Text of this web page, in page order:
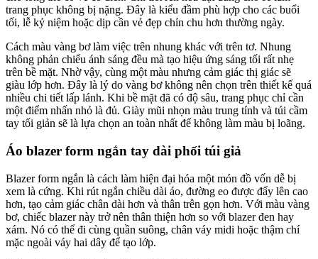
trang phục không bị nặng. Đây là kiểu đầm phù hợp cho các buổi
tối, lễ kỷ niệm hoặc dịp cần vẻ đẹp chỉn chu hơn thường ngày.
Cách màu vàng bơ làm việc trên nhung khác với trên tơ. Nhung
không phản chiếu ánh sáng đều mà tạo hiệu ứng sáng tối rất nhẹ
trên bề mặt. Nhờ vậy, cùng một màu nhưng cảm giác thị giác sẽ
giàu lớp hơn. Đây là lý do vàng bơ không nên chọn trên thiết kế quá
nhiều chi tiết lấp lánh. Khi bề mặt đã có độ sâu, trang phục chỉ cần
một điểm nhấn nhỏ là đủ. Giày mũi nhọn màu trung tính và túi cầm
tay tối giản sẽ là lựa chọn an toàn nhất để không làm màu bị loãng.
Áo blazer form ngắn tay dài phối túi giả
Blazer form ngắn là cách làm hiện đại hóa một món đồ vốn dễ bị
xem là cứng. Khi rút ngắn chiều dài áo, đường eo được đẩy lên cao
hơn, tạo cảm giác chân dài hơn và thân trên gọn hơn. Với màu vàng
bơ, chiếc blazer này trở nên thân thiện hơn so với blazer đen hay
xám. Nó có thể đi cùng quần suông, chân váy midi hoặc thậm chí
mặc ngoài váy hai dây để tạo lớp.